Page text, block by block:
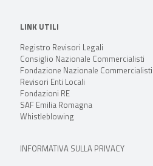
LINK UTILI
Registro Revisori Legali
Consiglio Nazionale Commercialisti
Fondazione Nazionale Commercialisti
Revisori Enti Locali
Fondazioni RE
SAF Emilia Romagna
Whistleblowing
INFORMATIVA SULLA PRIVACY